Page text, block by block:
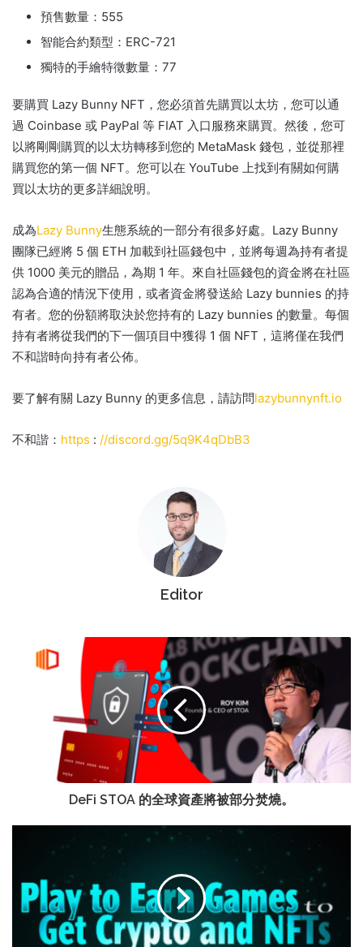
預售數量：555
智能合約類型：ERC-721
獨特的手繪特徵數量：77
要購買 Lazy Bunny NFT，您必須首先購買以太坊，您可以通
過 Coinbase 或 PayPal 等 FIAT 入口服務來購買。 然後，您可
以將剛剛購買的以太坊轉移到您的 MetaMask 錢包，並從那裡
購買您的第一個 NFT。 您可以在 YouTube 上找到有關如何購
買以太坊的更多詳細說明。
成為Lazy Bunny生態系統的一部分有很多好處。 Lazy Bunny
團隊已經將 5 個 ETH 加載到社區錢包中，並將每週為持有者提
供 1000 美元的贈品，為期 1 年。 來自社區錢包的資金將在社區
認為合適的情況下使用，或者資金將發送給 Lazy bunnies 的持
有者。 您的份額將取決於您持有的 Lazy bunnies 的數量。 每個
持有者將從我們的下一個項目中獲得 1 個 NFT，這將僅在我們
不和諧時向持有者公佈。
要了解有關 Lazy Bunny 的更多信息，請訪問lazybunnynft.io
不和諧： https : //discord.gg/5q9K4qDbB3
Editor
DeFi STOA 的全球資產將被部分焚燒。